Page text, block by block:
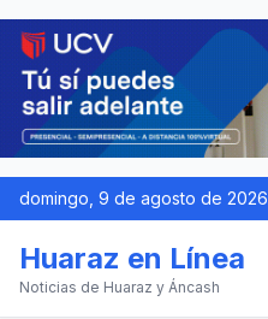
domingo, 9 de agosto de 2026
Huaraz en Línea
Noticias de Huaraz y Áncash